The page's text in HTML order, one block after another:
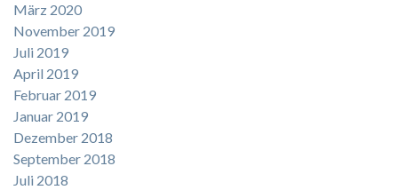
März 2020
November 2019
Juli 2019
April 2019
Februar 2019
Januar 2019
Dezember 2018
September 2018
Juli 2018